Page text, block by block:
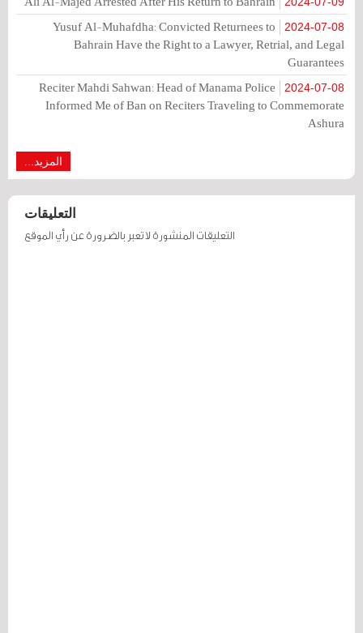
2024-07-08
Yusuf Al-Muhafdha: Convicted Returnees to
Bahrain Have the Right to a Lawyer, Retrial, and Legal
Guarantees
2024-07-08
Reciter Mahdi Sahwan: Head of Manama Police
Informed Me of Ban on Reciters Traveling to Commemorate
Ashura
المزيد...
التعليقات
التعليقات المنشورة لا تعبر بالضرورة عن رأي الموقع